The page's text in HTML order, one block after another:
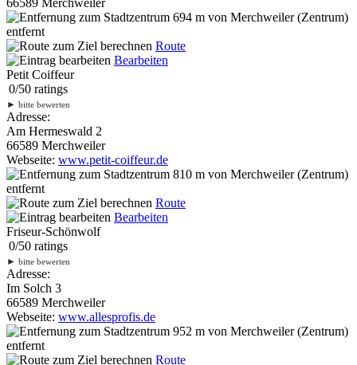
694 m von Merchweiler (Zentrum)
entfernt
Route
Bearbeiten
Petit Coiffeur
0/50 ratings
► bitte bewerten
Adresse:
Am Hermeswald 2
66589 Merchweiler
Webseite: www.petit-coiffeur.de
810 m von Merchweiler (Zentrum)
entfernt
Route
Bearbeiten
Friseur-Schönwolf
0/50 ratings
► bitte bewerten
Adresse:
Im Solch 3
66589 Merchweiler
Webseite: www.allesprofis.de
952 m von Merchweiler (Zentrum)
entfernt
Route